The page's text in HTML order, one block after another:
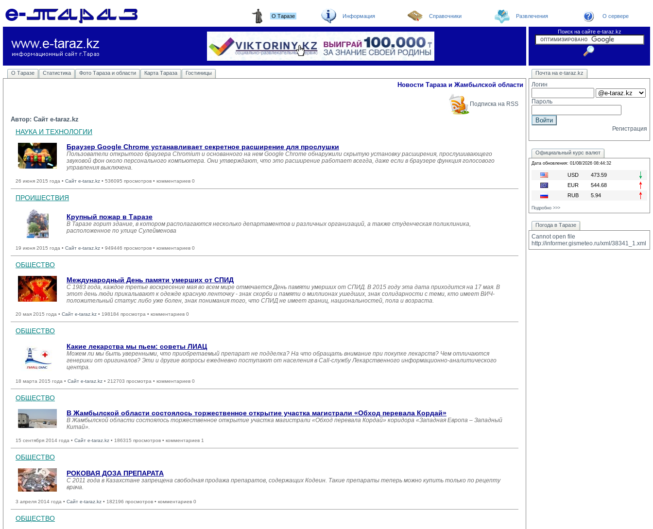
О Таразе Информация Справочники Развлечения О сервере
Поиск на сайте e-taraz.kz
О Таразе Статистика Фото Тараза и области Карта Тараза Гостиницы Новости Погода в Таразе
Телефоный справочник
Видеоконференция
Новости e-taraz
Новости Тараза и Жамбылской области
Подписка на RSS
Автор: Сайт e-taraz.kz
НАУКА И ТЕХНОЛОГИИ
Браузер Google Chrome устанавливает секретное расширение для прослушки
Пользователи открытого браузера Chromium и основанного на нем Google Chrome обнаружили скрытую установку расширения, прослушивающего
звуковой фон около персонального компьютера. Они утверждают, что это расширение работает всегда, даже если в браузере функция голосового
управления выключена.
26 июня 2015 года • Сайт e-taraz.kz • 536095 просмотров • комментариев 0
ПРОИШЕСТВИЯ
Крупный пожар в Таразе
В Таразе горит здание, в котором располагаются несколько департаментов и различных организаций, а также студенческая поликлиника,
расположенное по улице Сулейменова
19 июня 2015 года • Сайт e-taraz.kz • 949446 просмотров • комментариев 0
ОБЩЕСТВО
Международный День памяти умерших от СПИД
С 1983 года, каждое третье воскресение мая во всем мире отмечается День памяти умерших от СПИД. В 2015 году эта дата приходится на 17 мая. В
этот день люди прикалывают к одежде красную ленточку - знак скорби и памяти о миллионах ушедших, знак солидарности с теми, кто имеет ВИЧ-
положительный статус либо уже болен, знак понимания того, что СПИД не имеет границ, национальностей, пола и возраста.
20 мая 2015 года • Сайт e-taraz.kz • 198184 просмотра • комментариев 0
ОБЩЕСТВО
Какие лекарства мы пьем: советы ЛИАЦ
Можем ли мы быть уверенными, что приобретаемый препарат не подделка? На что обращать внимание при покупке лекарств? Чем отличаются
генерики от оригиналов? Эти и другие вопросы ежедневно поступают от населения в Call-службу Лекарственного информационно-аналитического
центра.
18 марта 2015 года • Сайт e-taraz.kz • 212703 просмотра • комментариев 0
ОБЩЕСТВО
В Жамбылской области состоялось торжественное открытие участка магистрали «Обход перевала Кордай»
В Жамбылской области состоялось торжественное открытие участка магистрали «Обход перевала Кордай» коридора «Западная Европа – Западный
Китай».
15 сентября 2014 года • Сайт e-taraz.kz • 186315 просмотров • комментариев 1
ОБЩЕСТВО
РОКОВАЯ ДОЗА ПРЕПАРАТА
С 2011 года в Казахстане запрещена свободная продажа препаратов, содержащих Кодеин. Такие препараты теперь можно купить только по рецепту
врача.
3 апреля 2014 года • Сайт e-taraz.kz • 182196 просмотров • комментариев 0
ОБЩЕСТВО
Почта на e-taraz.kz
Логин
Пароль
Регистрация
Официальный курс валют
Дата обновления: 01/08/2026 08:44:32
USD
473.59
EUR
544.68
RUB
5.94
Подробно >>>
Погода в Таразе
Cannot open file
http://informer.gismeteo.ru/xml/38341_1.xml